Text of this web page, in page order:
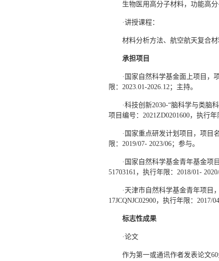
生物医用高分子材料，功能高
·讲授课程：
材料分析方法、航空航天复合
承担项目
·国家自然科学基金面上项目，
限：2023.01-2026.12；主持。
·科技创新2030-“脑科学与类脑
项目编号：2021ZD0201600，执行
·国家重点研发计划项目，项目
限：2019/07- 2023/06；参与。
·国家自然科学基金青年基金项
51703161，执行年限：2018/01-
·天津市自然科学基金青年项目
17JCQNJC02900，执行年限：2017/
标志性成果
·论文
作为第一或通讯作者发表论文60